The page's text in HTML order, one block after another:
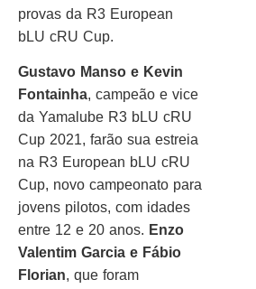
provas da R3 European
bLU cRU Cup.
Gustavo Manso e Kevin
Fontainha, campeão e vice
da Yamalube R3 bLU cRU
Cup 2021, farão sua estreia
na R3 European bLU cRU
Cup, novo campeonato para
jovens pilotos, com idades
entre 12 e 20 anos. Enzo
Valentim Garcia e Fábio
Florian, que foram